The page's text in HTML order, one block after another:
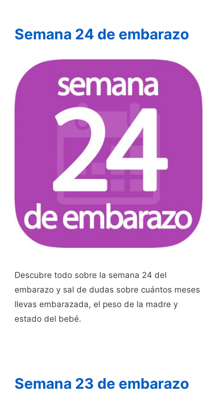
Semana 24 de embarazo
Descubre todo sobre la semana 24 del
embarazo y sal de dudas sobre cuántos meses
llevas embarazada, el peso de la madre y
estado del bebé.
Semana 23 de embarazo